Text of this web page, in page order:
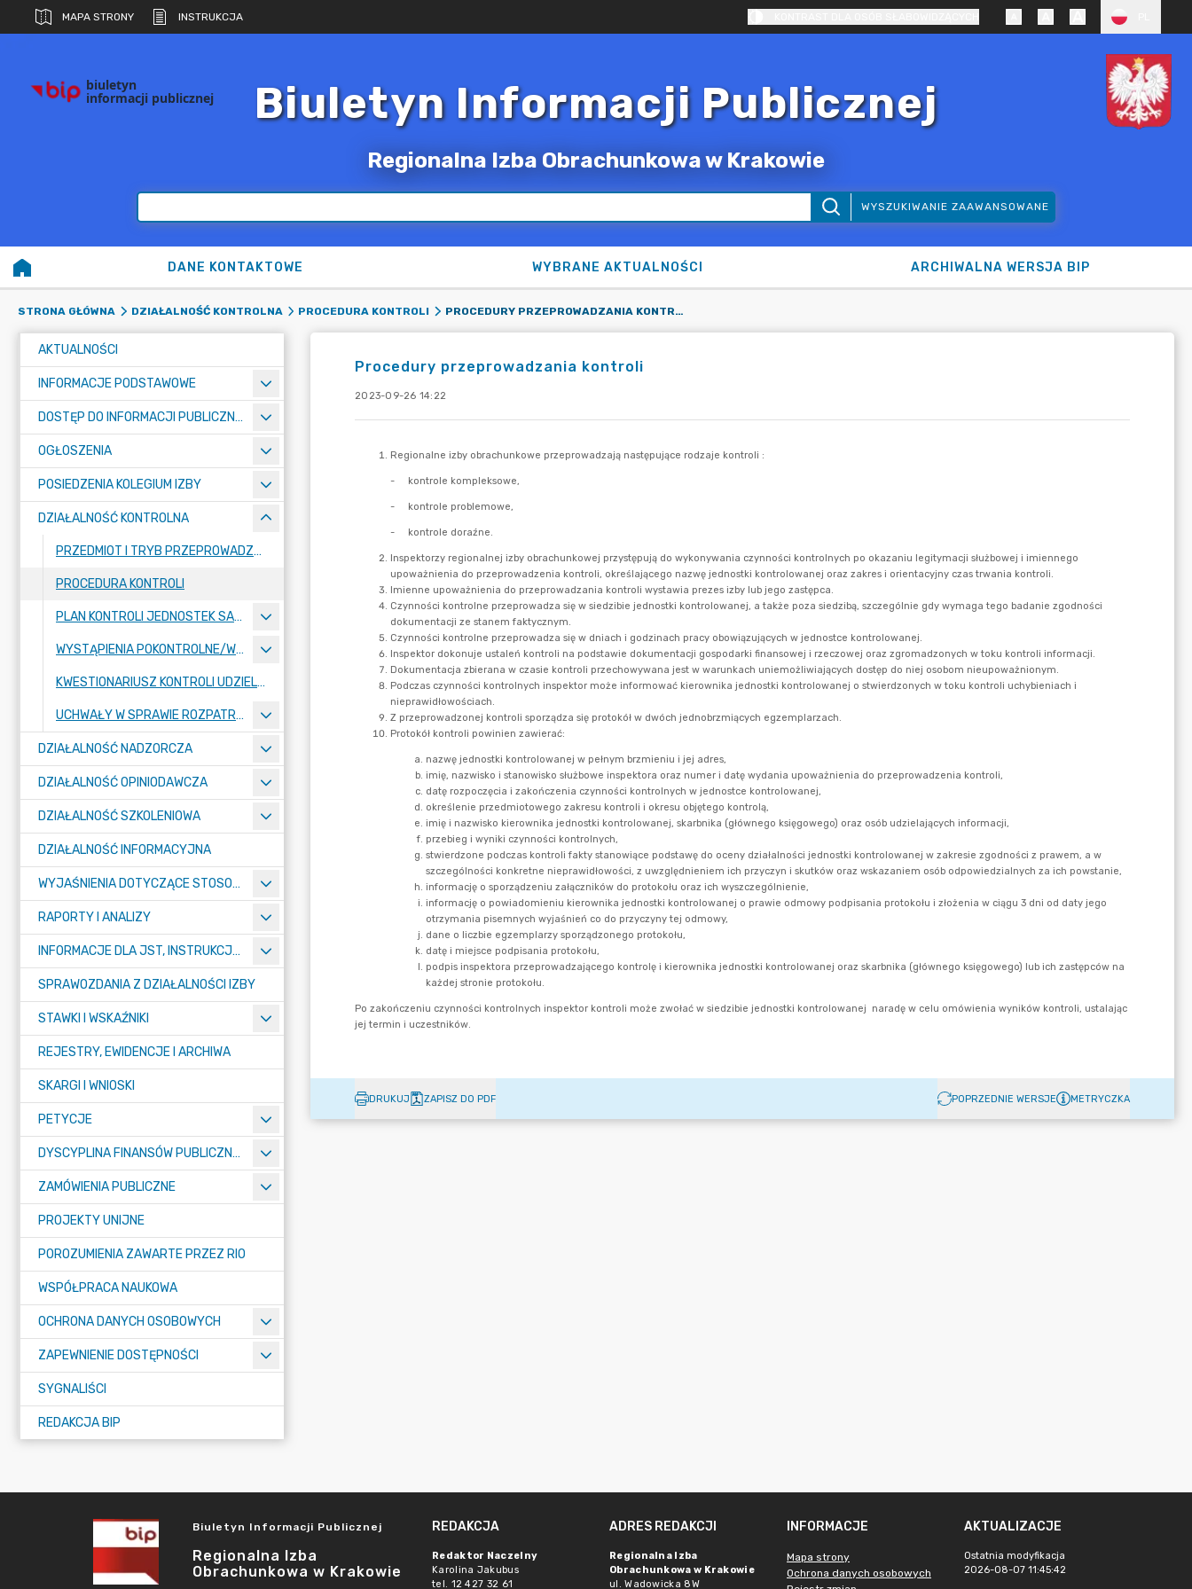
MAPA STRONY INSTRUKCJA
biuletyn
informacji publicznej Biuletyn Informacji Publicznej
Regionalna Izba Obrachunkowa w Krakowie
WYSZUKIWANIE ZAAWANSOWANE
DANE KONTAKTOWE WYBRANE AKTUALNOŚCI ARCHIWALNA WERSJA BIP
STRONA GŁÓWNA DZIAŁALNOŚĆ KONTROLNA PROCEDURA KONTROLI PROCEDURY PRZEPROWADZANIA KONTROLI
AKTUALNOŚCI
INFORMACJE PODSTAWOWE
DOSTĘP DO INFORMACJI PUBLICZNEJ RIO
OGŁOSZENIA
POSIEDZENIA KOLEGIUM IZBY
DZIAŁALNOŚĆ KONTROLNA
PRZEDMIOT I TRYB PRZEPROWADZENIA KONTROLI
PROCEDURA KONTROLI
PLAN KONTROLI JEDNOSTEK SAMORZĄDU TERYTORIALNEGO
WYSTĄPIENIA POKONTROLNE/WYKAZ POSTĘPOWAŃ O UDZIELENIE ZAMÓWIEŃ PUBLICZNYCH WSZCZĘTYCH PO DNIU 1.01.2021/UCHWAŁY W SPRAWIE ROZPATRYWANIA ZASTRZEŻEŃ
KWESTIONARIUSZ KONTROLI UDZIELANIA ZAMÓWIEŃ PUBLICZNYCH
UCHWAŁY W SPRAWIE ROZPATRZENIA ZASTRZEŻEŃ DO WNIOSKÓW POKONTROLNYCH
DZIAŁALNOŚĆ NADZORCZA
DZIAŁALNOŚĆ OPINIODAWCZA
DZIAŁALNOŚĆ SZKOLENIOWA
DZIAŁALNOŚĆ INFORMACYJNA
WYJAŚNIENIA DOTYCZĄCE STOSOWANIA PRZEPISÓW O FINANSACH PUBLICZNYCH
RAPORTY I ANALIZY
INFORMACJE DLA JST, INSTRUKCJE, SPRAWOZDAWCZOŚĆ
SPRAWOZDANIA Z DZIAŁALNOŚCI IZBY
STAWKI I WSKAŹNIKI
REJESTRY, EWIDENCJE I ARCHIWA
SKARGI I WNIOSKI
PETYCJE
DYSCYPLINA FINANSÓW PUBLICZNYCH
ZAMÓWIENIA PUBLICZNE
PROJEKTY UNIJNE
POROZUMIENIA ZAWARTE PRZEZ RIO
WSPÓŁPRACA NAUKOWA
OCHRONA DANYCH OSOBOWYCH
ZAPEWNIENIE DOSTĘPNOŚCI
SYGNALIŚCI
REDAKCJA BIP
Procedury przeprowadzania kontroli
2023-09-26 14:22
DRUKUJ ZAPISZ DO PDF POPRZEDNIE WERSJE METRYCZKA
Biuletyn Informacji Publicznej
Regionalna Izba
Obrachunkowa w Krakowie
REDAKCJA
Redaktor Naczelny
Karolina Jakubus
tel. 12 427 32 61
ADRES REDAKCJI
Regionalna Izba
Obrachunkowa w Krakowie
ul. Wadowicka 8W
INFORMACJE
Mapa strony
Ochrona danych osobowych
AKTUALIZACJE
Ostatnia modyfikacja
2026-08-07 11:45:42